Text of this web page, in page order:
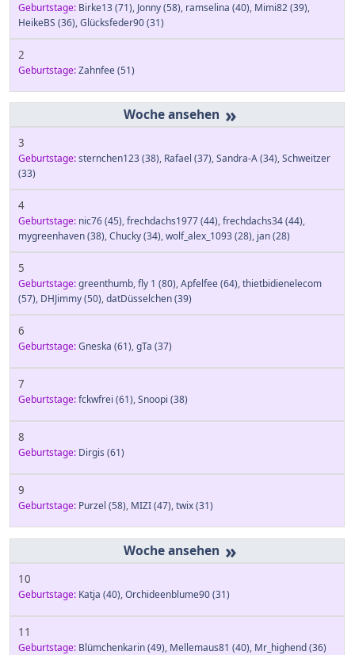
Geburtstage: Birke13(71), Jonny(58), ramselina (40), Mimi82(39),
HeikeBS (36),Glücksfeder90(31)
2
Geburtstage:Zahnfee(51)
»
3
Geburtstage:sternchen123(38), Rafael (37),Sandra-A(34),Schweitzer
(33)
4
Geburtstage: nic76(45),frechdachs1977(44),frechdachs34(44),
mygreenhaven(38),Chucky(34),wolf_alex_1093(28), jan(28)
5
Geburtstage:greenthumb,fly 1 (80),Apfelfee(64),thietbidienelecom
(57), DHJimmy(50),datDüsselchen(39)
6
Geburtstage:Gneska (61),gTa (37)
7
Geburtstage:fckwfrei (61),Snoopi (38)
8
Geburtstage: Dirgis (61)
9
Geburtstage: Purzel (58), MIZI(47),twix(31)
»
10
Geburtstage: Katja (40),Orchideenblume90(31)
11
Geburtstage: Blümchenkarin(49), Mellemaus81 (40), Mr_highend(36)